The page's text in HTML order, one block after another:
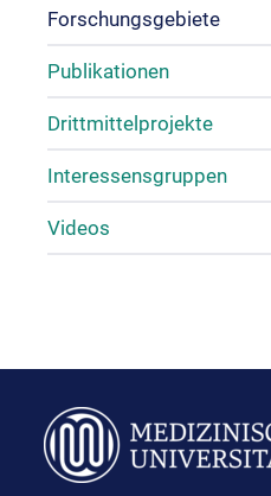
Forschungsgebiete
Publikationen
Drittmittelprojekte
Interessensgruppen
Videos